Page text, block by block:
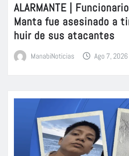
ALARMANTE |
Manta fue asesinado a
huir de sus atacantes
ManabiNoticias Ago 7, 2026